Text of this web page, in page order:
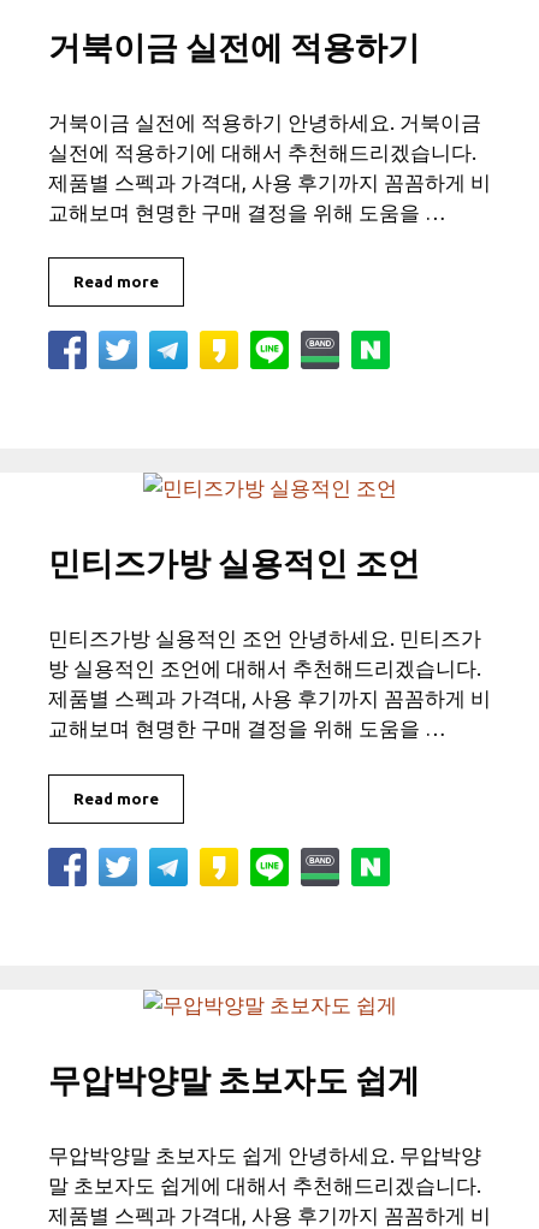
거북이금 실전에 적용하기
거북이금 실전에 적용하기 안녕하세요. 거북이금
실전에 적용하기에 대해서 추천해드리겠습니다.
제품별 스펙과 가격대, 사용 후기까지 꼼꼼하게 비
교해보며 현명한 구매 결정을 위해 도움을 …
Read more
민티즈가방 실용적인 조언
민티즈가방 실용적인 조언 안녕하세요. 민티즈가
방 실용적인 조언에 대해서 추천해드리겠습니다.
제품별 스펙과 가격대, 사용 후기까지 꼼꼼하게 비
교해보며 현명한 구매 결정을 위해 도움을 …
Read more
무압박양말 초보자도 쉽게
무압박양말 초보자도 쉽게 안녕하세요. 무압박양
말 초보자도 쉽게에 대해서 추천해드리겠습니다.
제품별 스펙과 가격대, 사용 후기까지 꼼꼼하게 비